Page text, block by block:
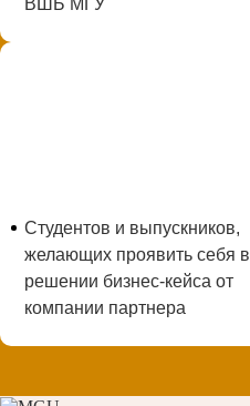
ВШБ МГУ
Студентов и выпускников,
желающих проявить себя в
решении бизнес-кейса от
компании партнера